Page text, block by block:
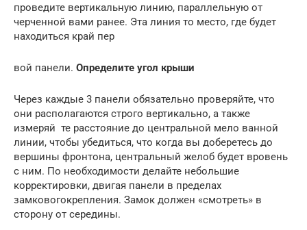
проведите вертикальную линию, параллельную от
черченной вами ранее. Эта линия то место, где будет
находиться край пер
вой панели. Определите угол крыши
Через каждые 3 панели обязательно проверяйте, что
они располагаются строго вертикально, а также
измеряй те расстояние до центральной мело ванной
линии, чтобы убедиться, что когда вы доберетесь до
вершины фронтона, центральный желоб будет вровень
с ним. По необходимости делайте небольшие
корректировки, двигая панели в пределах
замковогокрепления. Замок должен «смотреть» в
сторону от середины.